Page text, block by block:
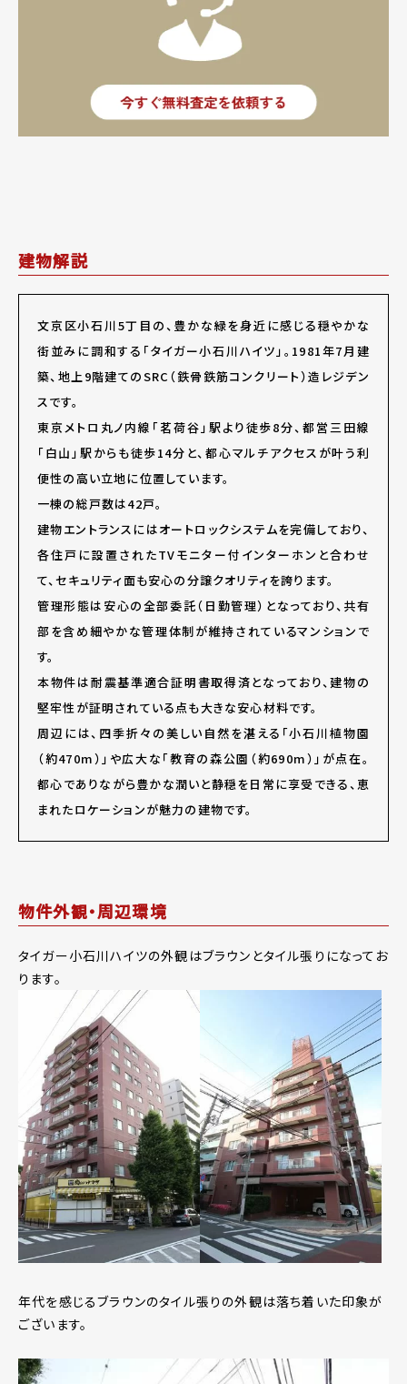
建物解説
文京区小石川5丁目の、豊かな緑を身近に感じる穏やかな
街並みに調和する「タイガー小石川ハイツ」。1981年7月建
築、地上9階建てのSRC（鉄骨鉄筋コンクリート）造レジデン
スです。
東京メトロ丸ノ内線「茗荷谷」駅より徒歩8分、都営三田線
「白山」駅からも徒歩14分と、都心マルチアクセスが叶う利
便性の高い立地に位置しています。
一棟の総戸数は42戸。
建物エントランスにはオートロックシステムを完備しており、
各住戸に設置されたTVモニター付インターホンと合わせ
て、セキュリティ面も安心の分譲クオリティを誇ります。
管理形態は安心の全部委託（日勤管理）となっており、共有
部を含め細やかな管理体制が維持されているマンションで
す。
本物件は耐震基準適合証明書取得済となっており、建物の
堅牢性が証明されている点も大きな安心材料です。
周辺には、四季折々の美しい自然を湛える「小石川植物園
（約470m）」や広大な「教育の森公園（約690m）」が点在。
都心でありながら豊かな潤いと静穏を日常に享受できる、恵
まれたロケーションが魅力の建物です。
物件外観・周辺環境
タイガー小石川ハイツの外観はブラウンとタイル張りになってお
ります。
年代を感じるブラウンのタイル張りの外観は落ち着いた印象が
ございます。